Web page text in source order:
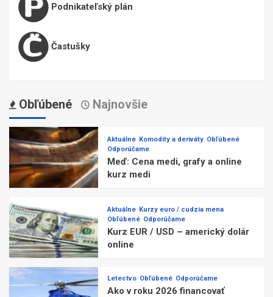
Podnikateľský plán
Častušky
Obľúbené Najnovšie
Aktuálne Komodity a deriváty Obľúbené
Odporúčame
Meď: Cena medi, grafy a online
kurz medi
Aktuálne Kurzy euro / cudzia mena
Obľúbené Odporúčame
Kurz EUR / USD – americký dolár
online
Letectvo Obľúbené Odporúčame
Ako v roku 2026 financovať